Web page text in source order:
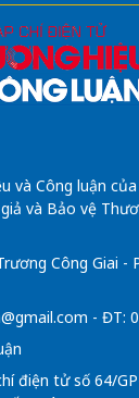
và Công luận
và Bảo vệ
Công Giai -
- ĐT:
điện tử số 64/